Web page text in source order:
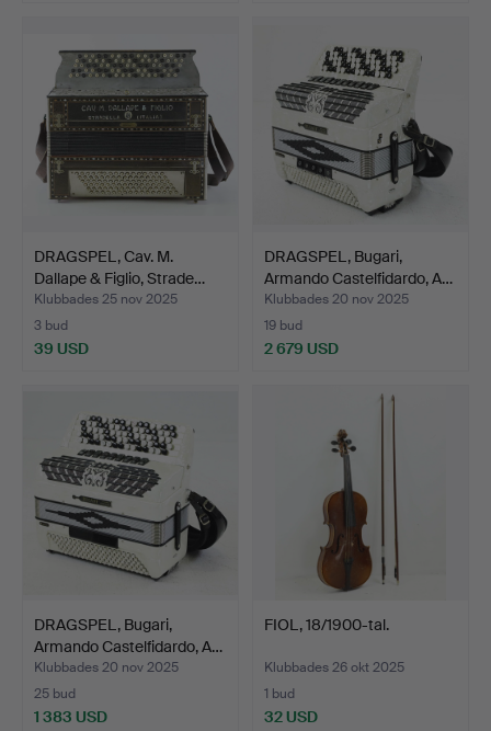
DRAGSPEL, Cav. M.
Dallape & Figlio, Strade…
Klubbades 25 nov 2025
3 bud
39 USD
DRAGSPEL, Bugari,
Armando Castelfidardo, A…
Klubbades 20 nov 2025
19 bud
2 679 USD
DRAGSPEL, Bugari,
Armando Castelfidardo, A…
Klubbades 20 nov 2025
25 bud
1 383 USD
FIOL, 18/1900-tal.
Klubbades 26 okt 2025
1 bud
32 USD